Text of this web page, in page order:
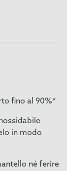
fino al 90%*
in modo
né ferire